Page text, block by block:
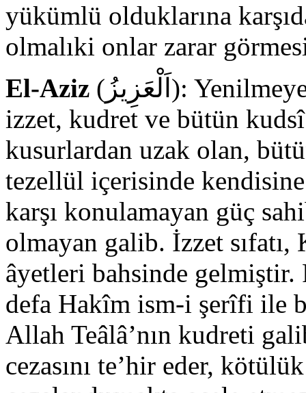
yükümlü olduklarına
olmalıki onlar zarar
El-Aziz (اَلْعَزِيزُ): Yenilmeyen, yegâne galip olan, ulu, galip,
izzet, kudret ve bütün
kusurlardan uzak olan,
tezellül içerisinde
karşı konulamayan güç
olmayan galib. İzzet sıfatı,
âyetleri bahsinde
defa Hakîm ism-i şerîfi ile
Allah Teâlâ’nın kudreti
cezasını te’hir eder,